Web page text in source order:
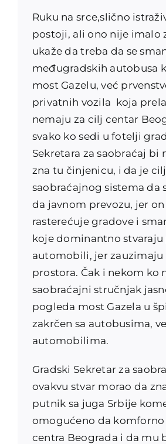
Ruku na srce,slično
postoji, ali ono nije imalo
ukaže da treba da se
međugradskih autobusa
most Gazelu, već
privatnih vozila koja
nemaju za cilj centar
svako ko sedi u fotelji
Sekretara za saobraćaj bi
zna tu činjenicu, i da je
saobraćajnog sistema da
da javnom prevozu, jer on
rasterećuje gradove i
koje dominantno stvaraju
automobili, jer zauzimaju
prostora. Čak i nekom ko
saobraćajni stručnjak
pogleda most Gazela u
zakrčen sa autobusima,
automobilima.
Gradski Sekretar za
ovakvu stvar morao da
putnik sa juga Srbije
omogućeno da
centra Beograda i da mu